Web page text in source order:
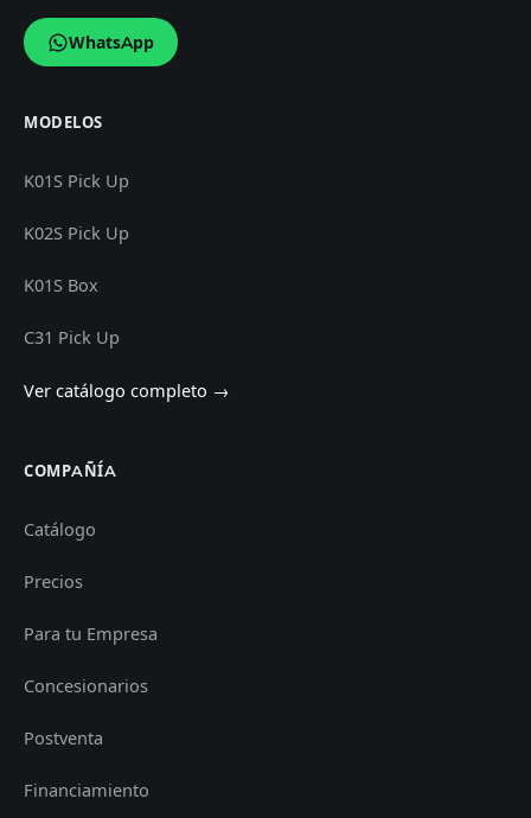
WhatsApp
MODELOS
K01S Pick Up
K02S Pick Up
K01S Box
C31 Pick Up
Ver catálogo completo →
COMPAÑÍA
Catálogo
Precios
Para tu Empresa
Concesionarios
Postventa
Financiamiento